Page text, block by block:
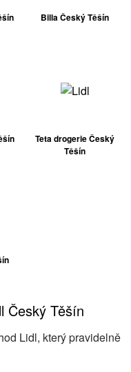
Billa Český Těšín
Teta drogerie Český
Těšín
Český Těšín
Lidl, který pravidelně